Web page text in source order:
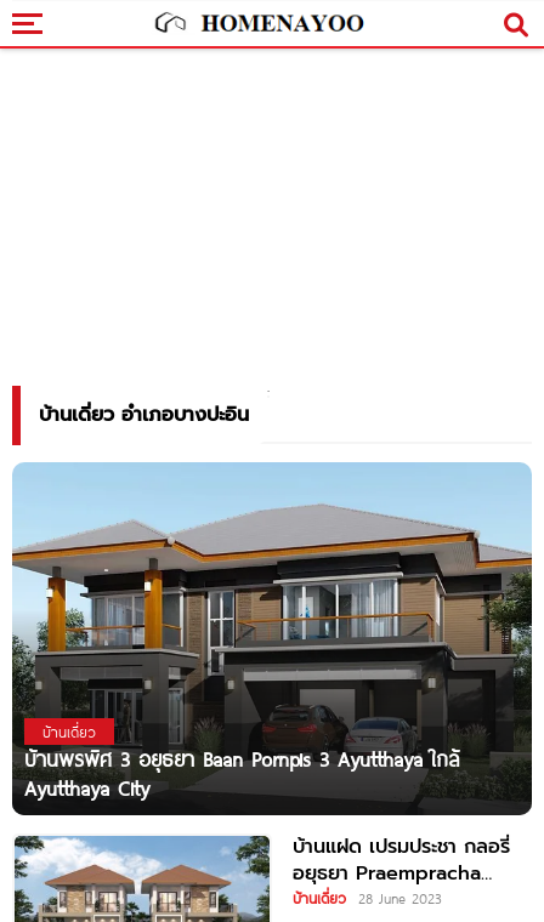
บ้านเดี่ยว อำเภอบางปะอิน
บ้านเดี่ยว
บ้านพรพิศ 3 อยุธยา Baan Pornpis 3 Ayutthaya ใกล้
Ayutthaya City
บ้านแฝด เปรมประชา กลอรี่
อยุธยา Praempracha
Glory Ayutthaya
บ้านเดี่ยว 28 June 2023